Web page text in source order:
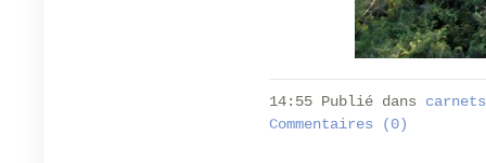
14:55 Publié dans
Commentaires (0)